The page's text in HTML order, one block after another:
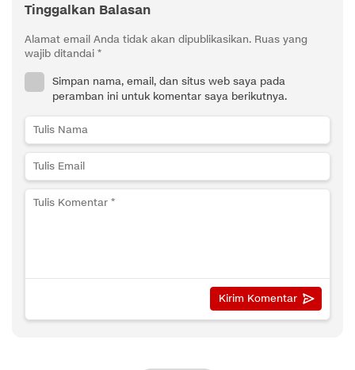
Tinggalkan Balasan
Alamat email Anda tidak akan dipublikasikan. Ruas yang
wajib ditandai *
Simpan nama, email, dan situs web saya pada
peramban ini untuk komentar saya berikutnya.